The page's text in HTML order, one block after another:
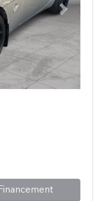
Next
Financement